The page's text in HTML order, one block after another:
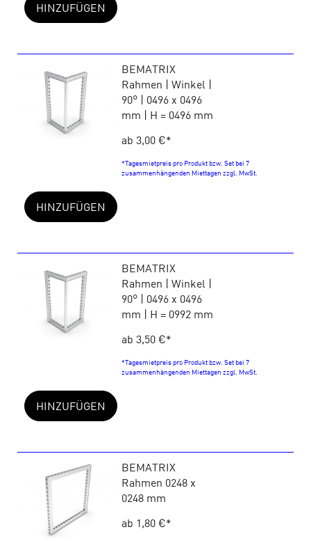
HINZUFÜGEN
BEMATRIX
Rahmen | Winkel |
90° | 0496 x 0496
mm | H = 0496 mm
ab 3,00 €*
*Tagesmietpreis pro Produkt bzw. Set bei 7
zusammenhängenden Miettagen zzgl. MwSt.
HINZUFÜGEN
BEMATRIX
Rahmen | Winkel |
90° | 0496 x 0496
mm | H = 0992 mm
ab 3,50 €*
*Tagesmietpreis pro Produkt bzw. Set bei 7
zusammenhängenden Miettagen zzgl. MwSt.
HINZUFÜGEN
BEMATRIX
Rahmen 0248 x
0248 mm
ab 1,80 €*